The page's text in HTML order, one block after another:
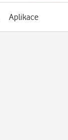
Aplikace